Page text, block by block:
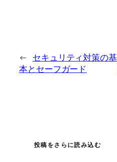
← セキュリティ対策の基
本とセーフガード
投稿をさらに読み込む